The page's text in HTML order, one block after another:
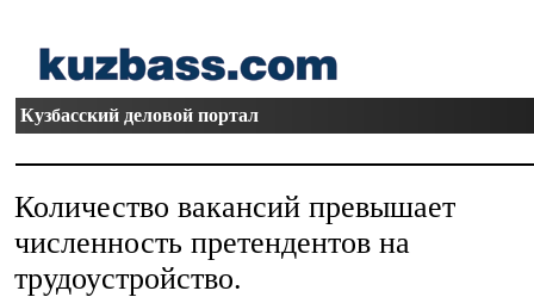
Кузбасский деловой портал
Количество вакансий превышает
численность претендентов на
трудоустройство.